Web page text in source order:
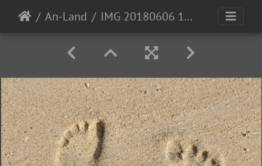
An-Land IMG 20180606 154409